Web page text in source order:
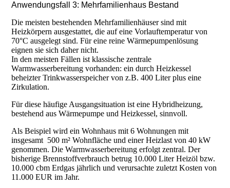
Anwendungsfall 3: Mehrfamilienhaus Bestand
Die meisten bestehenden Mehrfamilienhäuser sind mit
Heizkörpern ausgestattet, die auf eine Vorlauftemperatur von
70°C ausgelegt sind. Für eine reine Wärmepumpenlösung
eignen sie sich daher nicht.
In den meisten Fällen ist klassische zentrale
Warmwasserbereitung vorhanden: ein durch Heizkessel
beheizter Trinkwasserspeicher von z.B. 400 Liter plus eine
Zirkulation.
Für diese häufige Ausgangsituation ist eine Hybridheizung,
bestehend aus Wärmepumpe und Heizkessel, sinnvoll.
Als Beispiel wird ein Wohnhaus mit 6 Wohnungen mit
insgesamt 500 m² Wohnfläche und einer Heizlast von 40 kW
genommen. Die Warmwasserbereitung erfolgt zentral. Der
bisherige Brennstoffverbrauch betrug 10.000 Liter Heizöl bzw.
10.000 cbm Erdgas jährlich und verursachte zuletzt Kosten von
11.000 EUR im Jahr.